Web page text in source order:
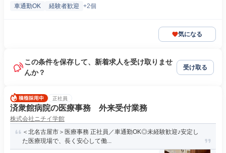
車通勤OK 経験者歓迎 +2個
気になる
この条件を保存して、新着求人を受け取りませ
んか？
受け取る
正社員
済衆館病院の医療事務 外来受付業務
株式会社ニチイ学館
＜北名古屋市＞医療事務 正社員／車通勤OK◎未経験歓迎♪安定し
た医療現場で、長く安心して働...